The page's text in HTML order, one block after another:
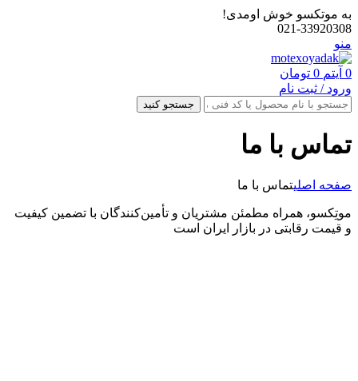
به موتکسو خوش اومدی!
021-33920308
منو
0 آیتم 0 تومان
ورود / ثبت نام
جستجو کنید
تماس با ما
صفحه اصلیتماس با ما
موتِکسو، همراه مطمئن مشتریان و تأمین‌کنندگان با تضمین کیفیت
و قیمت رقابتی در بازار ایران است